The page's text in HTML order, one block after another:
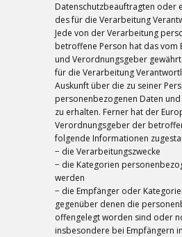
Datenschutzbeauftragten oder
des für die Verarbeitung
Jede von der Verarbeitung
betroffene Person hat das vom
und Verordnungsgeber
für die Verarbeitung
Auskunft über die zu seiner
personenbezogenen Daten
zu erhalten. Ferner hat der
Verordnungsgeber der
folgende Informationen
− die Verarbeitungszwecke
− die Kategorien
werden
− die Empfänger oder
gegenüber denen die
offengelegt worden sind oder
insbesondere bei Empfängern